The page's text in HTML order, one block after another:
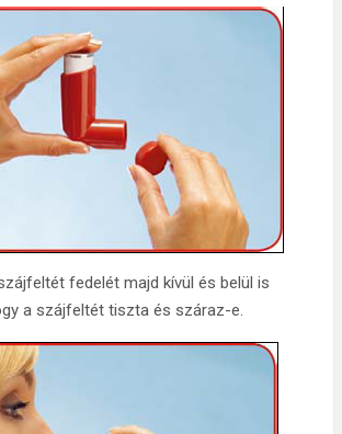
fedelét majd kívül és belül is
a szájfeltét tiszta és száraz-e.